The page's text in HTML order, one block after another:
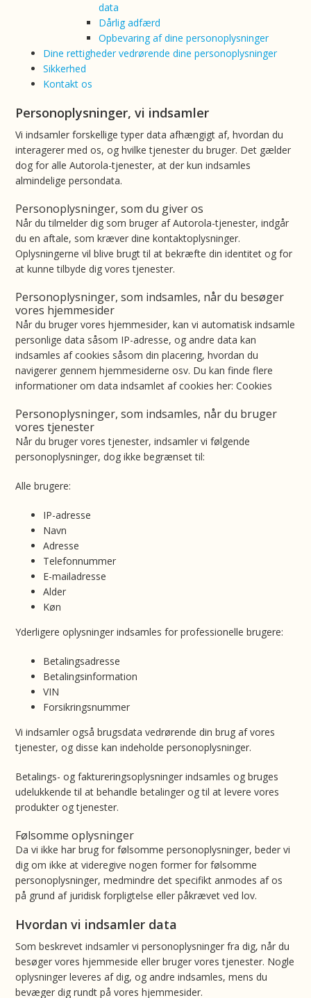
data
Dårlig adfærd
Opbevaring af dine personoplysninger
Dine rettigheder vedrørende dine personoplysninger
Sikkerhed
Kontakt os
Personoplysninger, vi indsamler
Vi indsamler forskellige typer data afhængigt af, hvordan du
interagerer med os, og hvilke tjenester du bruger. Det gælder
dog for alle Autorola-tjenester, at der kun indsamles
almindelige persondata.
Personoplysninger, som du giver os
Når du tilmelder dig som bruger af Autorola-tjenester, indgår
du en aftale, som kræver dine kontaktoplysninger.
Oplysningerne vil blive brugt til at bekræfte din identitet og for
at kunne tilbyde dig vores tjenester.
Personoplysninger, som indsamles, når du besøger
vores hjemmesider
Når du bruger vores hjemmesider, kan vi automatisk indsamle
personlige data såsom IP-adresse, og andre data kan
indsamles af cookies såsom din placering, hvordan du
navigerer gennem hjemmesiderne osv. Du kan finde flere
informationer om data indsamlet af cookies her: Cookies
Personoplysninger, som indsamles, når du bruger
vores tjenester
Når du bruger vores tjenester, indsamler vi følgende
personoplysninger, dog ikke begrænset til:
Alle brugere:
IP-adresse
Navn
Adresse
Telefonnummer
E-mailadresse
Alder
Køn
Yderligere oplysninger indsamles for professionelle brugere:
Betalingsadresse
Betalingsinformation
VIN
Forsikringsnummer
Vi indsamler også brugsdata vedrørende din brug af vores
tjenester, og disse kan indeholde personoplysninger.
Betalings- og faktureringsoplysninger indsamles og bruges
udelukkende til at behandle betalinger og til at levere vores
produkter og tjenester.
Følsomme oplysninger
Da vi ikke har brug for følsomme personoplysninger, beder vi
dig om ikke at videregive nogen former for følsomme
personoplysninger, medmindre det specifikt anmodes af os
på grund af juridisk forpligtelse eller påkrævet ved lov.
Hvordan vi indsamler data
Som beskrevet indsamler vi personoplysninger fra dig, når du
besøger vores hjemmeside eller bruger vores tjenester. Nogle
oplysninger leveres af dig, og andre indsamles, mens du
bevæger dig rundt på vores hjemmesider.